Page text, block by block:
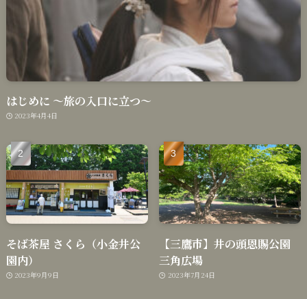
はじめに 〜旅の入口に立つ〜
2023年4月4日
そば茶屋 さくら（小金井公
園内）
2023年9月9日
【三鷹市】井の頭恩賜公園
三角広場
2023年7月24日